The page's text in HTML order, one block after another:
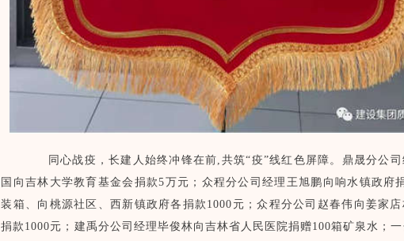
同心战疫，长建人始终冲锋在前,共筑“疫”线红色屏障。鼎晟分公司
国向吉林大学教育基金会捐款5万元；众程分公司经理王旭鹏向响水镇政府
装箱、向桃源社区、西新镇政府各捐款1000元；众程分公司赵春伟向姜家店
捐款1000元；建禹分公司经理毕俊林向吉林省人民医院捐赠100箱矿泉水；